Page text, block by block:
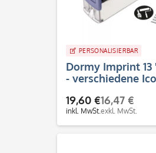
PERSONALISIERBAR
Dormy Imprint
- verschiedene
19,60 €
inkl. MwSt.
16,47 €
exkl. MwSt.